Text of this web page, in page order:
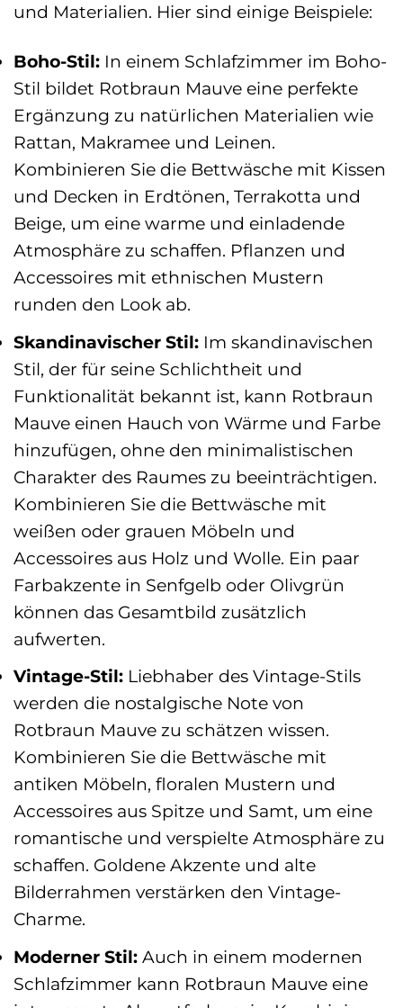
und Materialien. Hier sind einige Beispiele:
Boho-Stil: In einem Schlafzimmer im Boho-
Stil bildet Rotbraun Mauve eine perfekte
Ergänzung zu natürlichen Materialien wie
Rattan, Makramee und Leinen.
Kombinieren Sie die Bettwäsche mit Kissen
und Decken in Erdtönen, Terrakotta und
Beige, um eine warme und einladende
Atmosphäre zu schaffen. Pflanzen und
Accessoires mit ethnischen Mustern
runden den Look ab.
Skandinavischer Stil: Im skandinavischen
Stil, der für seine Schlichtheit und
Funktionalität bekannt ist, kann Rotbraun
Mauve einen Hauch von Wärme und Farbe
hinzufügen, ohne den minimalistischen
Charakter des Raumes zu beeinträchtigen.
Kombinieren Sie die Bettwäsche mit
weißen oder grauen Möbeln und
Accessoires aus Holz und Wolle. Ein paar
Farbakzente in Senfgelb oder Olivgrün
können das Gesamtbild zusätzlich
aufwerten.
Vintage-Stil: Liebhaber des Vintage-Stils
werden die nostalgische Note von
Rotbraun Mauve zu schätzen wissen.
Kombinieren Sie die Bettwäsche mit
antiken Möbeln, floralen Mustern und
Accessoires aus Spitze und Samt, um eine
romantische und verspielte Atmosphäre zu
schaffen. Goldene Akzente und alte
Bilderrahmen verstärken den Vintage-
Charme.
Moderner Stil: Auch in einem modernen
Schlafzimmer kann Rotbraun Mauve eine